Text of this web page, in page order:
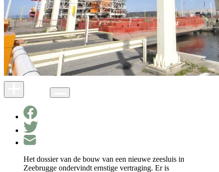
Het dossier van de bouw van een nieuwe zeesluis in
Zeebrugge ondervindt ernstige vertraging. Er is